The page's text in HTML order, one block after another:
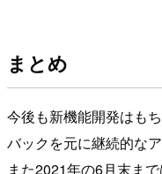
まとめ
今後も新機能開発はも
バックを元に継続的な
また2021年の6月末ま